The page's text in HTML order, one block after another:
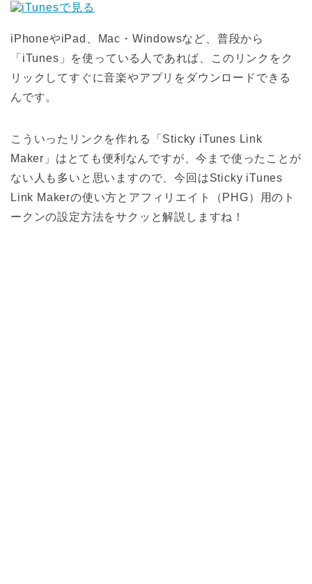
iPhoneやiPad、Mac・Windowsなど、普段から
「iTunes」を使っている人であれば、このリンクをク
リックしてすぐに音楽やアプリをダウンロードできる
んです。
こういったリンクを作れる「Sticky iTunes Link
Maker」はとても便利なんですが、今まで使ったことが
ない人も多いと思いますので、今回はSticky iTunes
Link Makerの使い方とアフィリエイト（PHG）用のト
ークンの設定方法をサクッと解説しますね！